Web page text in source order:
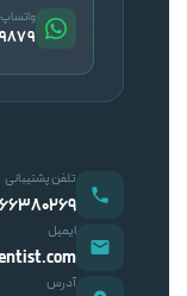
واتساپ
تلفن پشتیبانی
۰۲۱-
ایمیل
آدرس